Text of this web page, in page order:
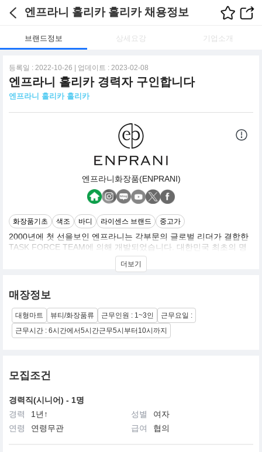
엔프라니 홀리카 홀리카 채용정보
브랜드정보 상세요강 기업소개
등록일 : 2022-10-26 | 업데이트 : 2023-02-08
엔프라니 홀리카 경력자 구인합니다
엔프라니 홀리카 홀리카
엔프라니화장품(ENPRANI)
화장품기초 색조 바디 라이센스 브랜드 중고가
2000년에 첫 선을보인 엔프라니는 각부문의 글로벌 리더가 결합한
TASK FORCE TEAM에 의해 개발되었습니다. 대한민국 최초의 명
품 화장품 브랜드를 만들어낸다는 목표 아래 용기디자인은 프랑스
FEDERICO사 컨셉개발에는 일본의 하쿠호도 소비자 커뮤니케이션
등의 참여로 명실상부한 글로벌 프레스티지 수준의 브랜드를 소비
자에게 선보였읍니다.
더보기
매장정보
대형마트 뷰티/화장품류 근무인원 : 1~3인
근무요일 :
근무시간 : 6시간에서5시간근무5시부터10시까지
모집조건
경력직(시니어) - 1명
경력
1년↑ 성별
여자
연령
연령무관 급여 협의